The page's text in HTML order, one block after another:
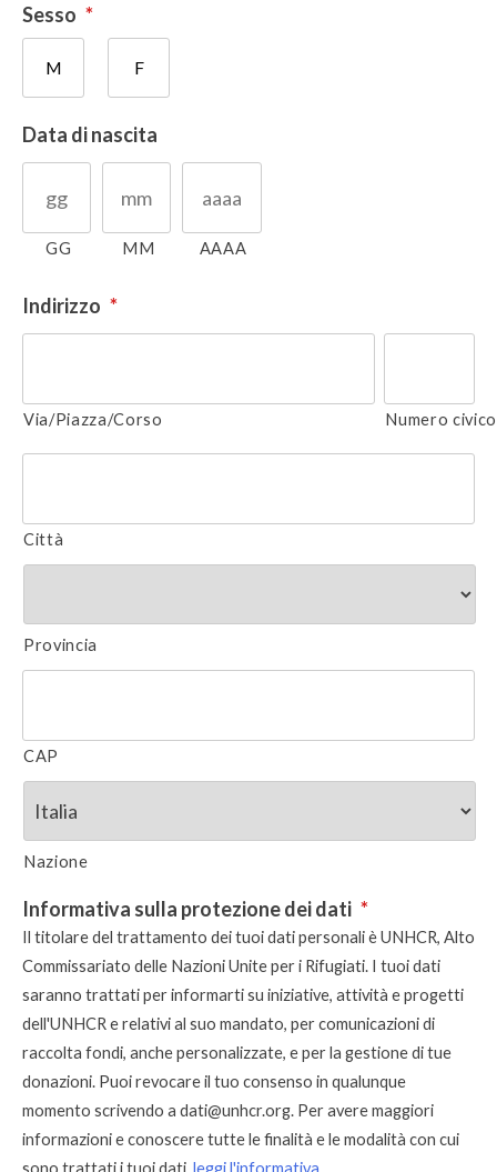
Sesso *
M F
Data di nascita
GG MM AAAA
Indirizzo *
Via/Piazza/Corso Numero civico
Città
Provincia
CAP
Nazione
Informativa sulla protezione dei dati *
Il titolare del trattamento dei tuoi dati personali è UNHCR, Alto
Commissariato delle Nazioni Unite per i Rifugiati. I tuoi dati
saranno trattati per informarti su iniziative, attività e progetti
dell'UNHCR e relativi al suo mandato, per comunicazioni di
raccolta fondi, anche personalizzate, e per la gestione di tue
donazioni. Puoi revocare il tuo consenso in qualunque
momento scrivendo a dati@unhcr.org. Per avere maggiori
informazioni e conoscere tutte le finalità e le modalità con cui
sono trattati i tuoi dati, leggi l'informativa